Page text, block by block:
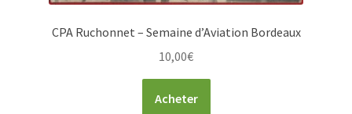
CPA Ruchonnet – Semaine d’Aviation Bordeaux
10,00€
Acheter